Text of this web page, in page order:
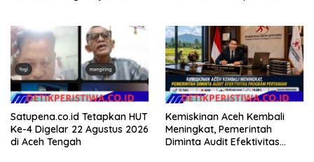
Hukum Menuju Indonesia
Emas 2045
Satupena.co.id Tetapkan HUT
Ke-4 Digelar 22 Agustus 2026
di Aceh Tengah
Kemiskinan Aceh Kembali
Meningkat, Pemerintah
Diminta Audit Efektivitas